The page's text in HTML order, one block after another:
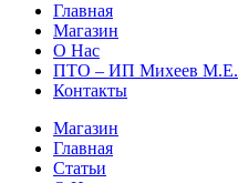
Главная
Магазин
О Нас
ПТО – ИП Михеев М.Е.
Контакты
Магазин
Главная
Статьи